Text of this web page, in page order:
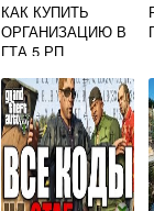
КАК КУПИТЬ
ОРГАНИЗАЦИЮ В
ГТА 5 РП